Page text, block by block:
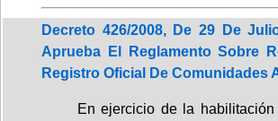
Decreto 426/2008, De 29 De
Aprueba El Reglamento Sobre
Registro Oficial De Comunidades
En ejercicio de la